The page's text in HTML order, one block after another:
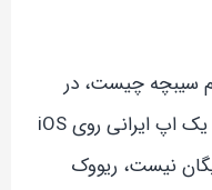
سیبچه چیست، در
پشت صحنه چه اتفاقی می‌افتد که یک اپ ایرانی روی iOS
نیست، ریووک